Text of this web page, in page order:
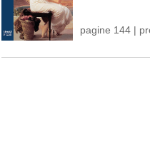
pagine 144 |